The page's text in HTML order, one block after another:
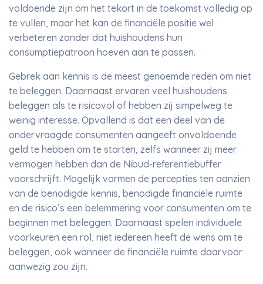
voldoende zijn om het tekort in de toekomst volledig op
te vullen, maar het kan de financiële positie wel
verbeteren zonder dat huishoudens hun
consumptiepatroon hoeven aan te passen.
Gebrek aan kennis is de meest genoemde reden om niet
te beleggen. Daarnaast ervaren veel huishoudens
beleggen als te risicovol of hebben zij simpelweg te
weinig interesse. Opvallend is dat een deel van de
ondervraagde consumenten aangeeft onvoldoende
geld te hebben om te starten, zelfs wanneer zij meer
vermogen hebben dan de Nibud-referentiebuffer
voorschrijft. Mogelijk vormen de percepties ten aanzien
van de benodigde kennis, benodigde financiële ruimte
en de risico’s een belemmering voor consumenten om te
beginnen met beleggen. Daarnaast spelen individuele
voorkeuren een rol; niet iedereen heeft de wens om te
beleggen, ook wanneer de financiële ruimte daarvoor
aanwezig zou zijn.